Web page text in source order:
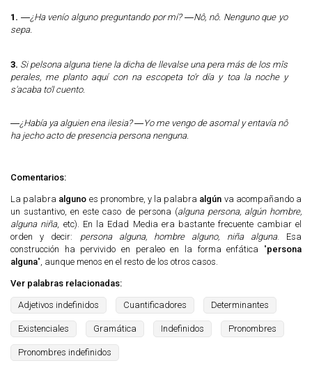
1. ―¿Ha venío alguno preguntando por mí? ―Nô, nô. Nenguno que yo
sepa.
3. Si pelsona alguna tiene la dicha de llevalse una pera más de los mîs
perales, me planto aquí con na escopeta to'r día y toa la noche y
s'acaba to'l cuento.
―¿Había ya alguien ena ilesia? ―Yo me vengo de asomal y entavía nô
ha jecho acto de presencia persona nenguna.
Comentarios:
La palabra alguno es pronombre, y la palabra algún va acompañando a
un sustantivo, en este caso de persona (alguna persona, algún hombre,
alguna niña, etc). En la Edad Media era bastante frecuente cambiar el
orden y decir: persona alguna, hombre alguno, niña alguna. Esa
construcción ha pervivido en peraleo en la forma enfática "persona
alguna", aunque menos en el resto de los otros casos.
Ver palabras relacionadas:
Adjetivos indefinidos Cuantificadores Determinantes
Existenciales Gramática Indefinidos Pronombres
Pronombres indefinidos